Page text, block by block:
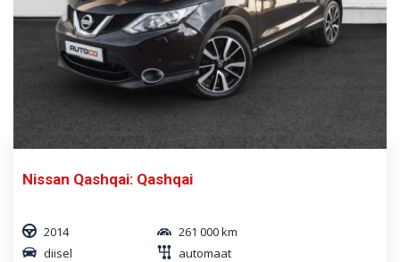
Nissan Qashqai: Qashqai
2014
261 000 km
diisel
automaat